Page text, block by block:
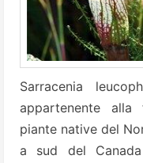
Sarracenia
appartenente alla
piante native del
a sud del